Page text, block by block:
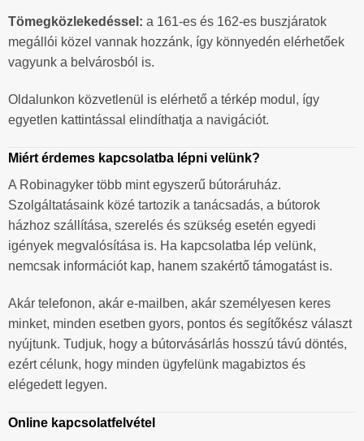
Tömegközlekedéssel: a 161-es és 162-es buszjáratok
megállói közel vannak hozzánk, így könnyedén elérhetőek
vagyunk a belvárosból is.
Oldalunkon közvetlenül is elérhető a térkép modul, így
egyetlen kattintással elindíthatja a navigációt.
Miért érdemes kapcsolatba lépni velünk?
A Robinagyker több mint egyszerű bútoráruház.
Szolgáltatásaink közé tartozik a tanácsadás, a bútorok
házhoz szállítása, szerelés és szükség esetén egyedi
igények megvalósítása is. Ha kapcsolatba lép velünk,
nemcsak információt kap, hanem szakértő támogatást is.
Akár telefonon, akár e-mailben, akár személyesen keres
minket, minden esetben gyors, pontos és segítőkész választ
nyújtunk. Tudjuk, hogy a bútorvásárlás hosszú távú döntés,
ezért célunk, hogy minden ügyfelünk magabiztos és
elégedett legyen.
Online kapcsolatfelvétel